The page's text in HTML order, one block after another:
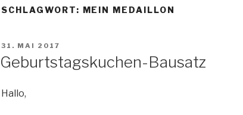
SCHLAGWORT: MEIN MEDAILLON
VERÖFFENTLICHT
31. MAI 2017
Geburtstagskuchen-Bausatz
Hallo,